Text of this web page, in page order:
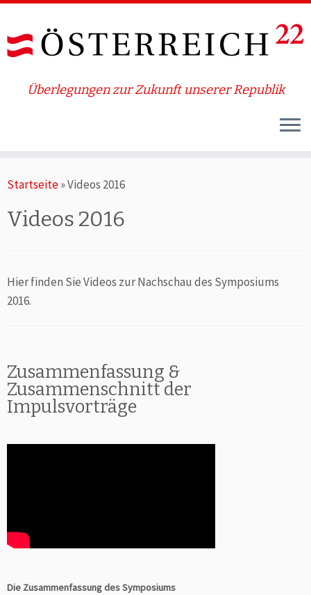
Inhalt
Überlegungen zur Zukunft unserer Republik
Startseite»Videos 2016
Videos 2016
Hier finden Sie Videos zur Nachschau des Symposiums
2016.
Zusammenfassung &
Zusammenschnitt der
Impulsvorträge
Die Zusammenfassung des Symposiums